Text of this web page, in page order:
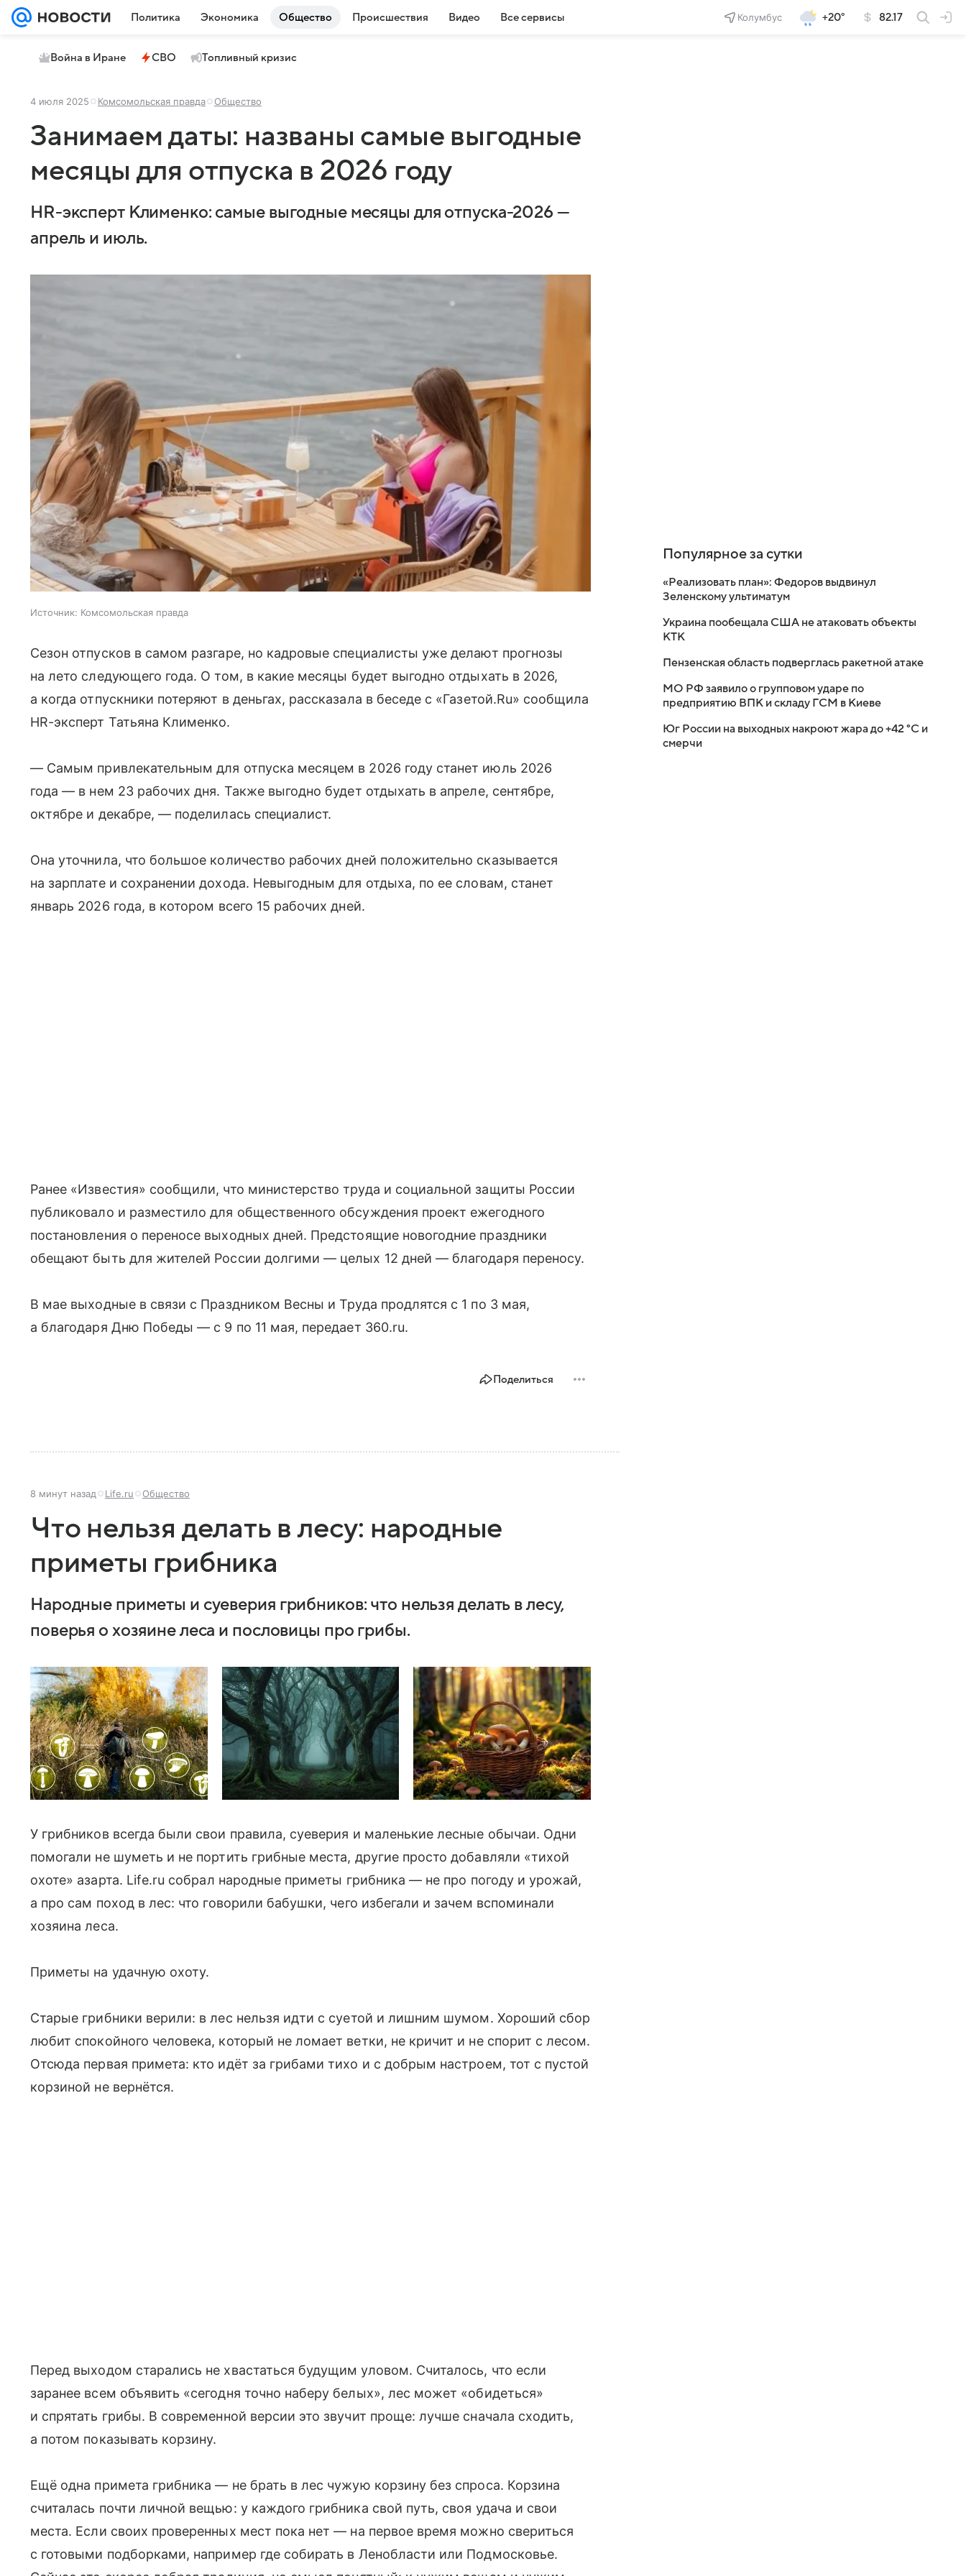
Политика Экономика Общество Происшествия Видео Все сервисы Колумбус +20° 82.17
Война в Иране СВО Топливный кризис
4 июля 2025 Комсомольская правда Общество
Занимаем даты: названы самые выгодные
месяцы для отпуска в 2026 году
HR-эксперт Клименко: самые выгодные месяцы для отпуска-2026 —
апрель и июль.
Источник: Комсомольская правда
Сезон отпусков в самом разгаре, но кадровые специалисты уже делают прогнозы
на лето следующего года. О том, в какие месяцы будет выгодно отдыхать в 2026,
а когда отпускники потеряют в деньгах, рассказала в беседе с «Газетой.Ru» сообщила
HR-эксперт Татьяна Клименко.
— Самым привлекательным для отпуска месяцем в 2026 году станет июль 2026
года — в нем 23 рабочих дня. Также выгодно будет отдыхать в апреле, сентябре,
октябре и декабре, — поделилась специалист.
Она уточнила, что большое количество рабочих дней положительно сказывается
на зарплате и сохранении дохода. Невыгодным для отдыха, по ее словам, станет
январь 2026 года, в котором всего 15 рабочих дней.
Ранее «Известия» сообщили, что министерство труда и социальной защиты России
публиковало и разместило для общественного обсуждения проект ежегодного
постановления о переносе выходных дней. Предстоящие новогодние праздники
обещают быть для жителей России долгими — целых 12 дней — благодаря переносу.
В мае выходные в связи с Праздником Весны и Труда продлятся с 1 по 3 мая,
а благодаря Дню Победы — с 9 по 11 мая, передает 360.ru.
Поделиться
8 минут назад Life.ru Общество
Что нельзя делать в лесу: народные
приметы грибника
Народные приметы и суеверия грибников: что нельзя делать в лесу,
поверья о хозяине леса и пословицы про грибы.
У грибников всегда были свои правила, суеверия и маленькие лесные обычаи. Одни
помогали не шуметь и не портить грибные места, другие просто добавляли «тихой
охоте» азарта. Life.ru собрал народные приметы грибника — не про погоду и урожай,
а про сам поход в лес: что говорили бабушки, чего избегали и зачем вспоминали
хозяина леса.
Приметы на удачную охоту.
Старые грибники верили: в лес нельзя идти с суетой и лишним шумом. Хороший сбор
любит спокойного человека, который не ломает ветки, не кричит и не спорит с лесом.
Отсюда первая примета: кто идёт за грибами тихо и с добрым настроем, тот с пустой
корзиной не вернётся.
Перед выходом старались не хвастаться будущим уловом. Считалось, что если
заранее всем объявить «сегодня точно наберу белых», лес может «обидеться»
и спрятать грибы. В современной версии это звучит проще: лучше сначала сходить,
а потом показывать корзину.
Ещё одна примета грибника — не брать в лес чужую корзину без спроса. Корзина
считалась почти личной вещью: у каждого грибника свой путь, своя удача и свои
места. Если своих проверенных мест пока нет — на первое время можно свериться
с готовыми подборками, например где собирать в Ленобласти или Подмосковье.
Популярное за сутки
«Реализовать план»: Федоров выдвинул
Зеленскому ультиматум
Украина пообещала США не атаковать объекты
КТК
Пензенская область подверглась ракетной атаке
МО РФ заявило о групповом ударе по
предприятию ВПК и складу ГСМ в Киеве
Юг России на выходных накроют жара до +42 °C и
смерчи